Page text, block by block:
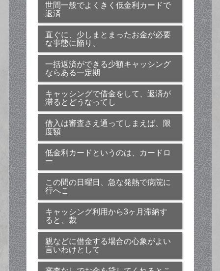
世間一般でよくきく低金利カードで
返済
直ぐに、少しまとまったお金が必要
な事態に陥り、
一括返済ができる少額キャッシング
ならある一定期
キャッシングで借金をして、返済が
滞るとどうなってし
借入は審査さえ通ってしまえば、限
度額
低金利カードというのは、カードロ
ー
この間の日曜日、急な発熱で病院に
行へこ
キャッシング利用から3ヶ月滞納す
ると、裁
親などに借金する場合の心象がよい
言いわけとして